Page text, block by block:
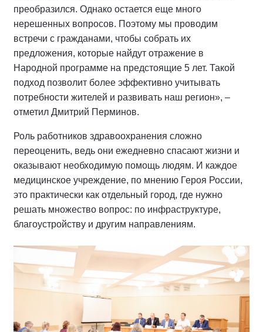
преобразился. Однако остается еще много
нерешенных вопросов. Поэтому мы проводим
встречи с гражданами, чтобы собрать их
предложения, которые найдут отражение в
Народной программе на предстоящие 5 лет. Такой
подход позволит более эффективно учитывать
потребности жителей и развивать наш регион», –
отметил Дмитрий Перминов.
Роль работников здравоохранения сложно
переоценить, ведь они ежедневно спасают жизни и
оказывают необходимую помощь людям. И каждое
медицинское учреждение, по мнению Героя России,
это практически как отдельный город, где нужно
решать множество вопрос: по инфраструктуре,
благоустройству и другим направлениям.